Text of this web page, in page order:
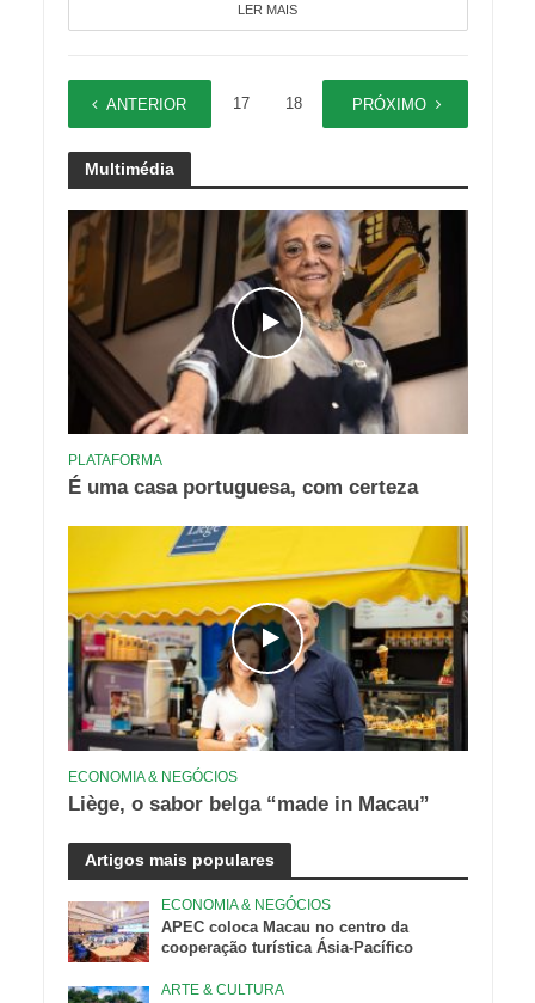
LER MAIS
ANTERIOR
1 … 17 18 19 20
PRÓXIMO
Multimédia
PLATAFORMA
É uma casa portuguesa, com certeza
ECONOMIA & NEGÓCIOS
Liège, o sabor belga “made in Macau”
Artigos mais populares
ECONOMIA & NEGÓCIOS
APEC coloca Macau no centro da
cooperação turística Ásia-Pacífico
ARTE & CULTURA